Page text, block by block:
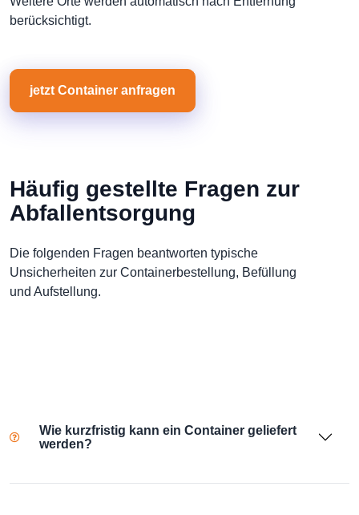
berücksichtigt.
jetzt Container anfragen
Häufig gestellte Fragen zur
Abfallentsorgung
Die folgenden Fragen beantworten typische
Unsicherheiten zur Containerbestellung, Befüllung
und Aufstellung.
Wie kurzfristig kann ein Container geliefert
werden?